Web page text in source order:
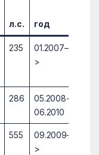
л.с. год
235
01.2007–
>
286
05.2008-
06.2010
555
09.2009–
>